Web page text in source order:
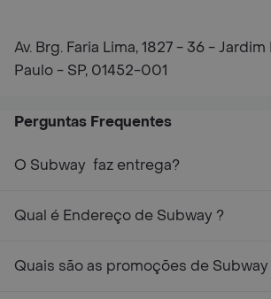
Av. Brg. Faria Lima, 1827 - 36 -
Paulo - SP, 01452-001
Perguntas Frequentes
O Subway ㅤ faz entrega?
Qual é Endereço de Subway ㅤ?
Quais são as promoções de Subway